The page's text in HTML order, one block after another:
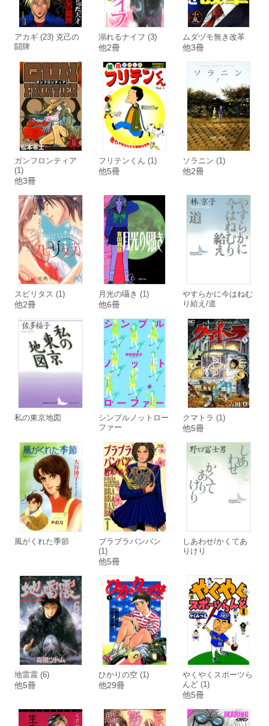
アカギ (23) 克己の
闘牌
溺れるナイフ (3)
他2冊
ムダヅモ無き改革
他3冊
ガンフロンティア
(1)
他3冊
フリテンくん (1)
他5冊
ソラニン (1)
他2冊
スピリタス (1)
他2冊
月光の囁き (1)
他6冊
やすらかに今はねむ
り給え/道
私の東京地図
シンプルノットロー
ファー
クマトラ (1)
他5冊
風がくれた季節
ブラブラバンバン
(1)
他5冊
しあわせ/かくてあ
りけり
地雷震 (6)
他5冊
ひかりの空 (1)
他29冊
やくやくスポーツら
んど (1)
他5冊